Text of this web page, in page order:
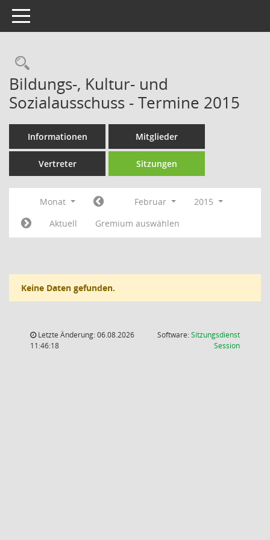
Toggle navigation
Rechercheauswahl
Bildungs-, Kultur- und
Sozialausschuss - Termine 2015
Informationen Mitglieder
Vertreter Sitzungen
Monat Februar
2015
Aktuell
Gremium auswählen
Keine Daten gefunden.
Letzte Änderung: 06.08.2026
11:46:18
Software:Sitzungsdienst
Session(Wird in